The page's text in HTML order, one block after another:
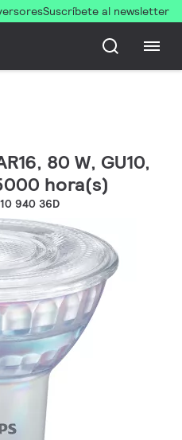
Suscríbete al newsletter
80 W, GU10,
hora(s)
940 36D